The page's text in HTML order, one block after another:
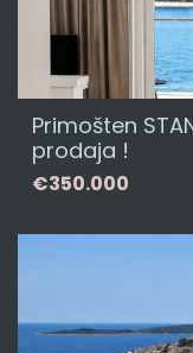
Primošten
prodaja !
€350.000